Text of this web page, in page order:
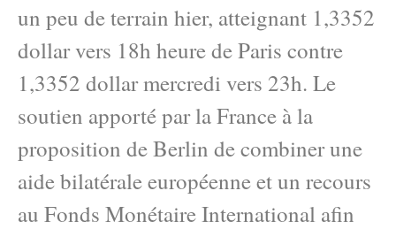
un peu de terrain hier, atteignant 1,3352
dollar vers 18h heure de Paris contre
1,3352 dollar mercredi vers 23h. Le
soutien apporté par la France à la
proposition de Berlin de combiner une
aide bilatérale européenne et un recours
au Fonds Monétaire International afin